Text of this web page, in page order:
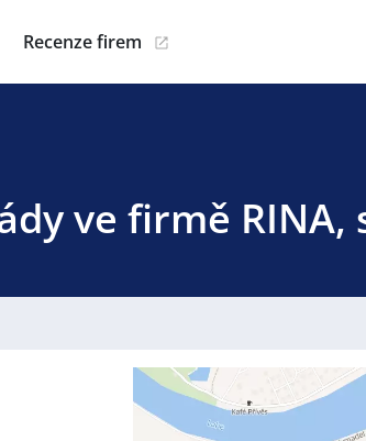
Recenze firem
ve firmě RINA,